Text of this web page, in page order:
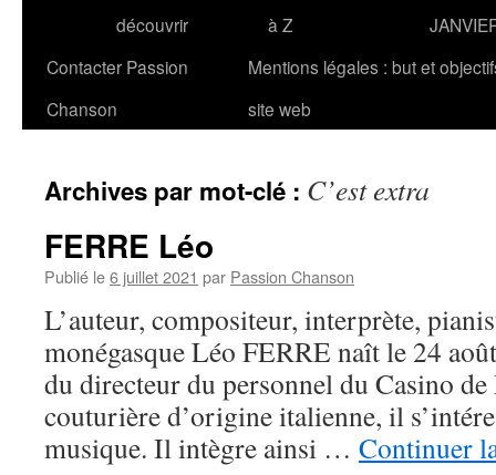
découvrir
à Z
Contacter Passion
Chanson
Mentions légales : but et
site web
Archives par mot-clé : C’est extra
FERRE Léo
Publié le6 juillet 2021 par Passion Chanson
L’auteur, compositeur, interprète,
monégasque Léo FERRE naît le 24
du directeur du personnel du Casino
couturière d’origine italienne, il
musique. Il intègre ainsi … Continuer